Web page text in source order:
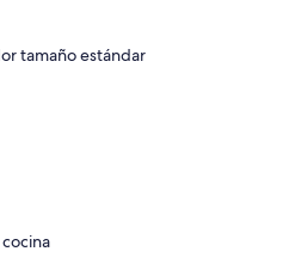
tamaño estándar